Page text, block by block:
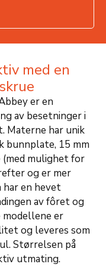
med en
er en
av besetninger i
Materne har unik
bunnplate, 15 mm
mulighet for
og er mer
en hevet
av fôret og
er
og leveres som
Størrelsen på
utmating.